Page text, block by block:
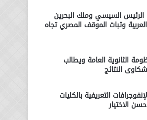
الرئيس السيسي وملك البحرين
وثبات الموقف المصري تجاه
الثانوية العامة ويطالب
النتائج
التعريفية بالكليات
الاختيار